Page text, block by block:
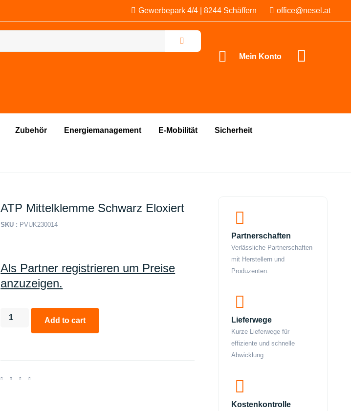
Gewerbepark 4/4 | 8244 Schäffern office@nesel.at
Mein Konto
Zubehör Energiemanagement E-Mobilität Sicherheit
ATP Mittelklemme Schwarz Eloxiert
SKU : PVUK230014
Als Partner registrieren um Preise
anzuzeigen.
Add to cart
Partnerschaften
Verlässliche Partnerschaften
mit Herstellern und
Produzenten.
Lieferwege
Kurze Lieferwege für
effiziente und schnelle
Abwicklung.
Kostenkontrolle